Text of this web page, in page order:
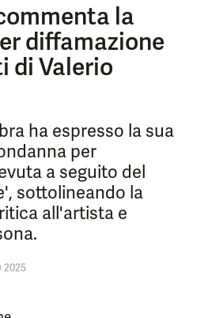
la
diffamazione
di Valerio
ha espresso la sua
per
a seguito del
sottolineando la
all'artista e
2025